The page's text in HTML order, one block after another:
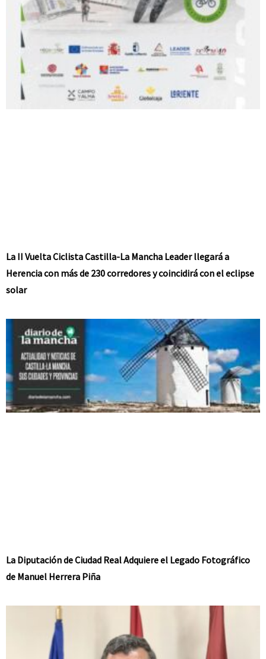
La II Vuelta Ciclista Castilla-La Mancha Leader llegará a
Herencia con más de 230 corredores y coincidirá con el eclipse
solar
La Diputación de Ciudad Real Adquiere el Legado Fotográfico
de Manuel Herrera Piña